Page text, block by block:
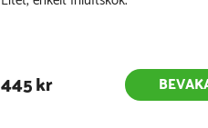
445 kr